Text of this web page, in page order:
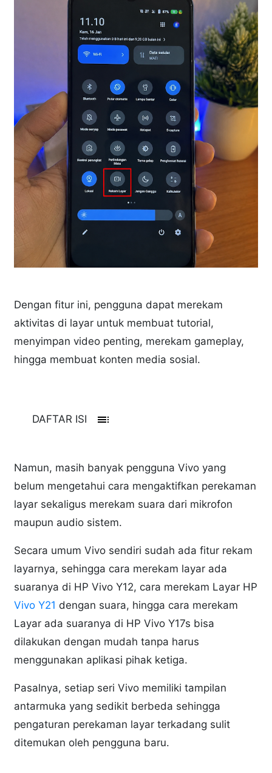
Dengan fitur ini, pengguna dapat merekam
aktivitas di layar untuk membuat tutorial,
menyimpan video penting, merekam gameplay,
hingga membuat konten media sosial.
DAFTAR ISI toc
Namun, masih banyak pengguna Vivo yang
belum mengetahui cara mengaktifkan perekaman
layar sekaligus merekam suara dari mikrofon
maupun audio sistem.
Secara umum Vivo sendiri sudah ada fitur rekam
layarnya, sehingga cara merekam layar ada
suaranya di HP Vivo Y12, cara merekam Layar HP
Vivo Y21 dengan suara, hingga cara merekam
Layar ada suaranya di HP Vivo Y17s bisa
dilakukan dengan mudah tanpa harus
menggunakan aplikasi pihak ketiga.
Pasalnya, setiap seri Vivo memiliki tampilan
antarmuka yang sedikit berbeda sehingga
pengaturan perekaman layar terkadang sulit
ditemukan oleh pengguna baru.